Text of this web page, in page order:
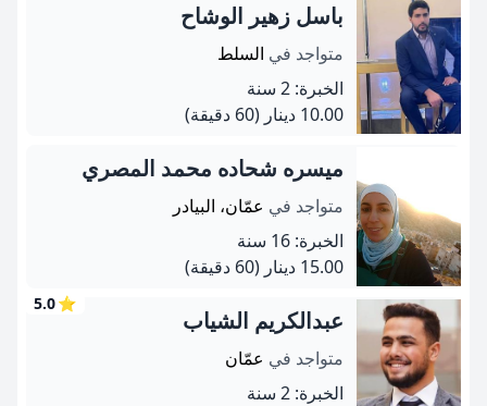
باسل زهير الوشاح
متواجد في السلط
الخبرة: 2 سنة
10.00 دينار
(60 دقيقة)
ميسره شحاده محمد المصري
متواجد في عمّان، البيادر
الخبرة: 16 سنة
15.00 دينار
(60 دقيقة)
⭐
5.0
عبدالكريم الشياب
متواجد في عمّان
الخبرة: 2 سنة